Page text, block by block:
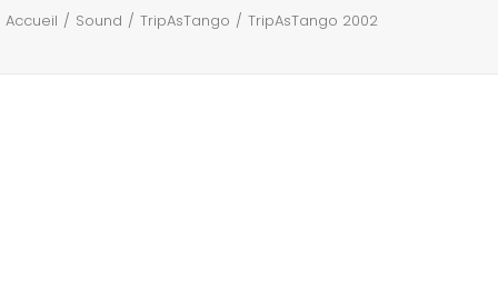
Accueil Sound TripAsTango TripAsTango 2002